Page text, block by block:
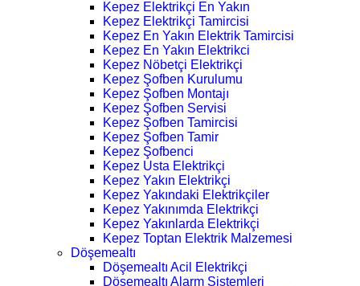
Kepez Elektrikçi En Yakın
Kepez Elektrikçi Tamircisi
Kepez En Yakın Elektrik Tamircisi
Kepez En Yakın Elektrikci
Kepez Nöbetçi Elektrikçi
Kepez Şofben Kurulumu
Kepez Şofben Montajı
Kepez Şofben Servisi
Kepez Şofben Tamircisi
Kepez Şofben Tamir
Kepez Şofbenci
Kepez Usta Elektrikçi
Kepez Yakın Elektrikçi
Kepez Yakındaki Elektrikçiler
Kepez Yakınımda Elektrikçi
Kepez Yakınlarda Elektrikçi
Kepez Toptan Elektrik Malzemesi
Döşemealtı
Döşemealtı Acil Elektrikçi
Döşemealtı Alarm Sistemleri